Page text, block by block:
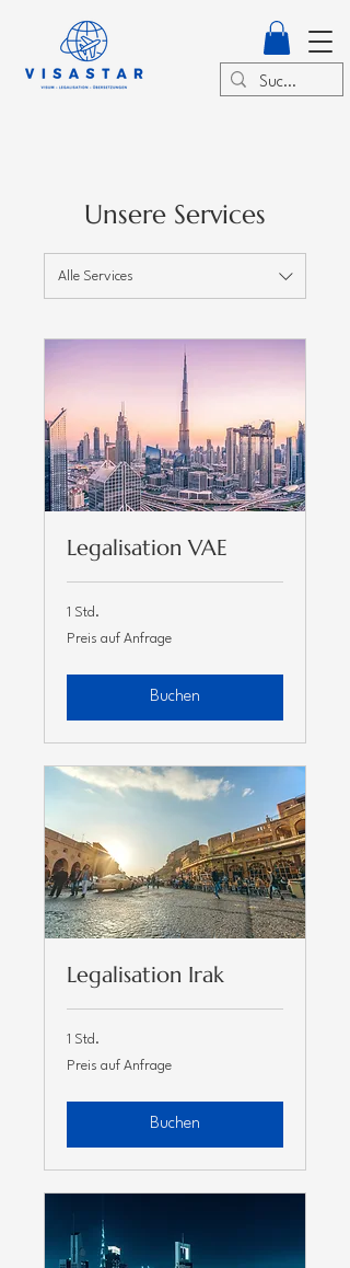
Unsere Services
Alle Services
Legalisation VAE
1 Std.
Preis
auf
Preis auf Anfrage
Buchen
Legalisation Irak
1 Std.
Preis
auf
Preis auf Anfrage
Buchen